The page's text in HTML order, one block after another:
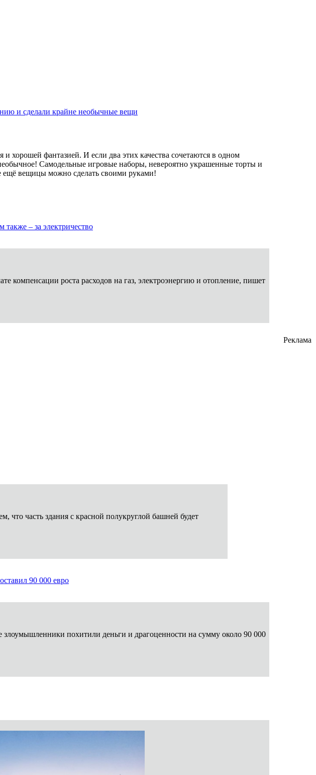
и сделали крайне необычные вещи
хорошей фантазией. И если два этих качества сочетаются в одном
Самодельные игровые наборы, невероятно украшенные торты и
вещицы можно сделать своими руками!
также – за электричество
компенсации роста расходов на газ, электроэнергию и отопление, пишет
часть здания с красной полукруглой башней будет
90 000 евро
похитили деньги и драгоценности на сумму около 90 000
Реклама